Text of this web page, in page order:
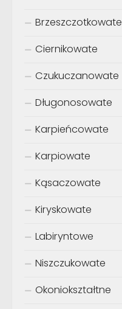
Brzeszczotkowate
Ciernikowate
Czukuczanowate
Długonosowate
Karpieńcowate
Karpiowate
Kąsaczowate
Kiryskowate
Labiryntowe
Niszczukowate
Okoniokształtne